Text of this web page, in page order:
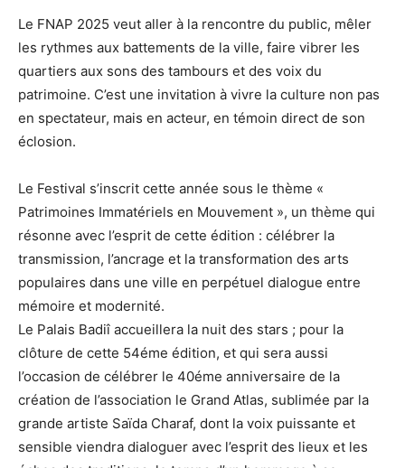
Le FNAP 2025 veut aller à la rencontre du public, mêler
les rythmes aux battements de la ville, faire vibrer les
quartiers aux sons des tambours et des voix du
patrimoine. C’est une invitation à vivre la culture non pas
en spectateur, mais en acteur, en témoin direct de son
éclosion.
Le Festival s’inscrit cette année sous le thème «
Patrimoines Immatériels en Mouvement », un thème qui
résonne avec l’esprit de cette édition : célébrer la
transmission, l’ancrage et la transformation des arts
populaires dans une ville en perpétuel dialogue entre
mémoire et modernité.
Le Palais Badiî accueillera la nuit des stars ; pour la
clôture de cette 54éme édition, et qui sera aussi
l’occasion de célébrer le 40éme anniversaire de la
création de l’association le Grand Atlas, sublimée par la
grande artiste Saïda Charaf, dont la voix puissante et
sensible viendra dialoguer avec l’esprit des lieux et les